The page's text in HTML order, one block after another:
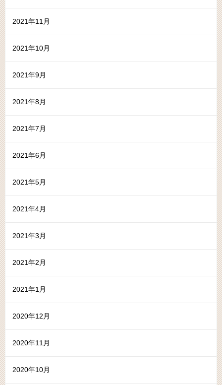
2021年11月
2021年10月
2021年9月
2021年8月
2021年7月
2021年6月
2021年5月
2021年4月
2021年3月
2021年2月
2021年1月
2020年12月
2020年11月
2020年10月